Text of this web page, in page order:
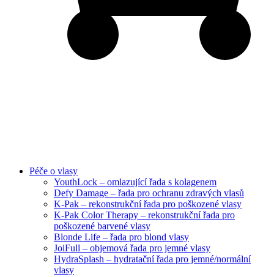
Péče o vlasy
YouthLock – omlazující řada s kolagenem
Defy Damage – řada pro ochranu zdravých vlasů
K-Pak – rekonstrukční řada pro poškozené vlasy
K-Pak Color Therapy – rekonstrukční řada pro
poškozené barvené vlasy
Blonde Life – řada pro blond vlasy
JoiFull – objemová řada pro jemné vlasy
HydraSplash – hydratační řada pro jemné/normální
vlasy